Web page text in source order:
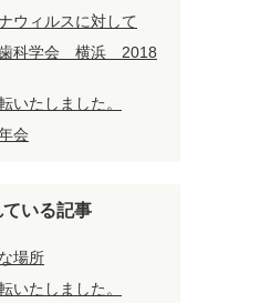
ウィルスに対して
歯科学会 横浜 2018
いたしました。
会
いる記事
場所
いたしました。